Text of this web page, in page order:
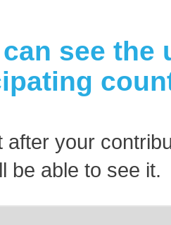
see
after your
be able to see it.